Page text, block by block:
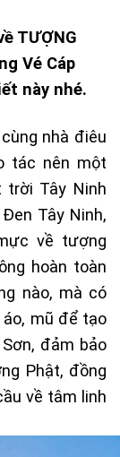
TƯỢNG
Vé Cáp
này nhé.
nhà điêu
tác nên một
Tây Ninh
Tây Ninh,
về tượng
hoàn toàn
nào, mà có
mũ để tạo
đảm bảo
Phật, đồng
về tâm linh